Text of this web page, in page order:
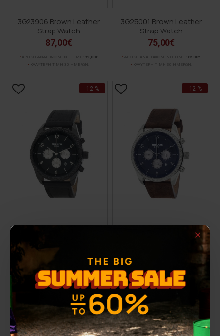
3G23906 Brown Leather
Strap Watch
87,00€
ΑΡΧΙΚΗ ΑΝΑΓΡΑΦΟΜΕΝΗ ΤΙΜΗ:
99,00€
ΚΑΛΥΤΕΡΗ ΤΙΜΗ 30 ΗΜΕΡΩΝ:
3G25001 Brown Leather
Strap Watch
75,00€
ΑΡΧΙΚΗ ΑΝΑΓΡΑΦΟΜΕΝΗ ΤΙΜΗ:
85,00€
ΚΑΛΥΤΕΡΗ ΤΙΜΗ 30 ΗΜΕΡΩΝ:
-12 %
Strap Watch
75,00€
ΑΡΧΙΚΗ ΑΝΑΓΡΑΦΟΜΕΝΗ ΤΙΜΗ:
85,00€
ΚΑΛΥΤΕΡΗ ΤΙΜΗ 30 ΗΜΕΡΩΝ:
-12 %
3G25003 Brown Leather
ΑΡΧΙΚΗ ΑΝΑΓΡΑΦΟΜΕΝΗ ΤΙΜΗ:
ΚΑΛΥΤΕΡΗ ΤΙΜΗ 30 ΗΜΕΡΩΝ:
-12 %